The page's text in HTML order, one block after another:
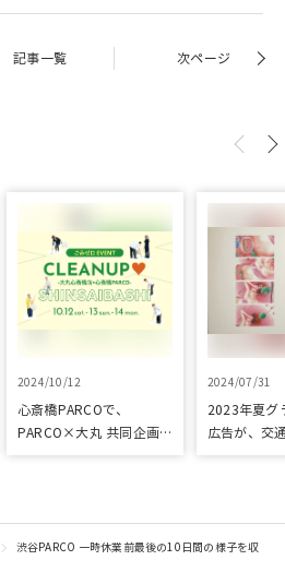
記事一覧 次ページ
2024/10/12
心斎橋PARCOで、
PARCO×大丸 共同企画
開催！
2024/07/31
2023年夏グ
広告が、交
渋谷PARCO 一時休業前最後の10日間の様子を収